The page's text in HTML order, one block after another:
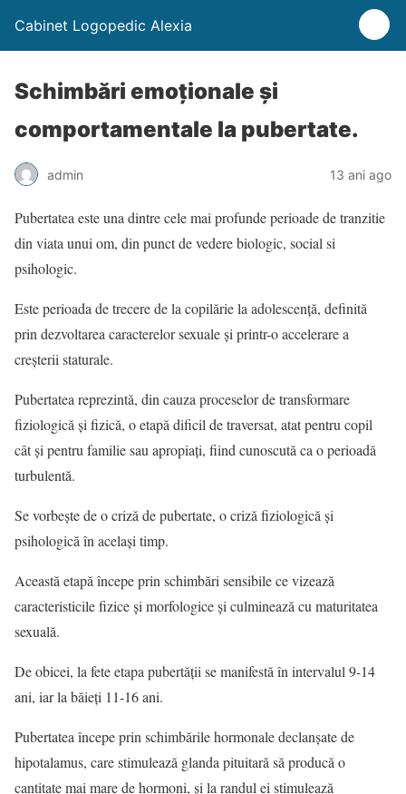
Cabinet Logopedic Alexia
Schimbări emoționale și
comportamentale la pubertate.
admin 13 ani ago
Pubertatea este una dintre cele mai profunde perioade de tranzitie
din viata unui om, din punct de vedere biologic, social si
psihologic.
Este perioada de trecere de la copilărie la adolescență, definită
prin dezvoltarea caracterelor sexuale și printr-o accelerare a
creșterii staturale.
Pubertatea reprezintă, din cauza proceselor de transformare
fiziologică şi fizică, o etapă dificil de traversat, atat pentru copil
cât și pentru familie sau apropiați, fiind cunoscută ca o perioadă
turbulentă.
Se vorbeşte de o criză de pubertate, o criză fiziologică şi
psihologică în acelaşi timp.
Această etapă începe prin schimbări sensibile ce vizează
caracteristicile fizice și morfologice și culminează cu maturitatea
sexuală.
De obicei, la fete etapa pubertății se manifestă în intervalul 9-14
ani, iar la băieți 11-16 ani.
Pubertatea începe prin schimbările hormonale declanșate de
hipotalamus, care stimulează glanda pituitară să producă o
cantitate mai mare de hormoni, și la randul ei stimulează